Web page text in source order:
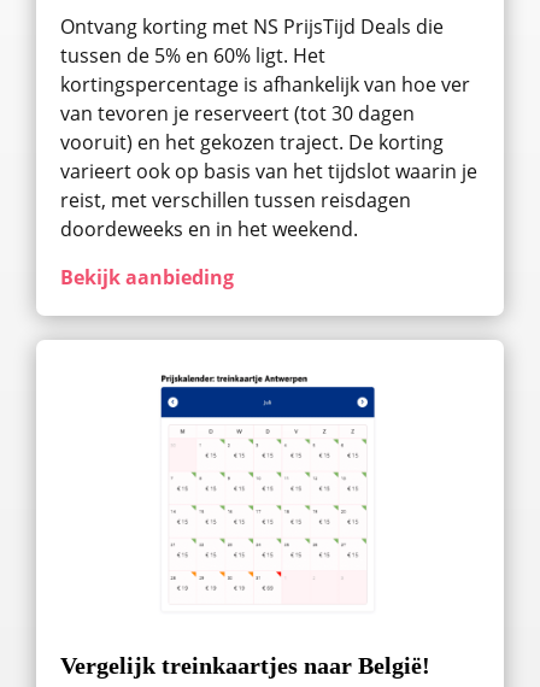
Ontvang korting met NS PrijsTijd Deals die
tussen de 5% en 60% ligt. Het
kortingspercentage is afhankelijk van hoe ver
van tevoren je reserveert (tot 30 dagen
vooruit) en het gekozen traject. De korting
varieert ook op basis van het tijdslot waarin je
reist, met verschillen tussen reisdagen
doordeweeks en in het weekend.
Bekijk aanbieding
Vergelijk treinkaartjes naar België!